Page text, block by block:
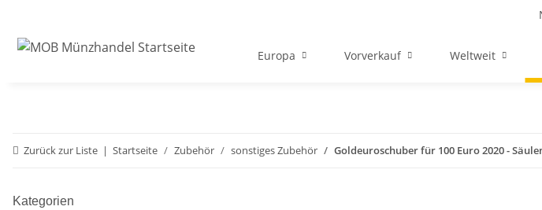
Europa Vorverkauf Weltweit
Zurück zur Liste Startseite Zubehör sonstiges Zubehör Goldeuroschuber für 100 Euro 2020 -
Kategorien